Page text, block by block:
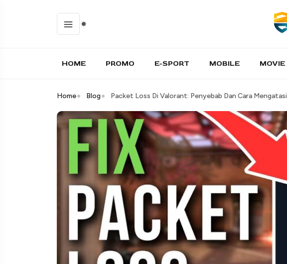
HOME PROMO E-SPORT MOBILE MOVIE
Home Blog Packet Loss Di Valorant: Penyebab Dan Cara Mengatasi